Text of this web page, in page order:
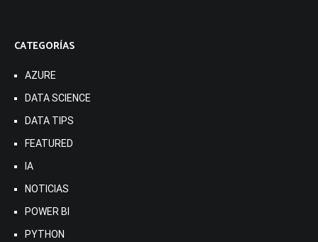
CATEGORÍAS
AZURE
DATA SCIENCE
DATA TIPS
FEATURED
IA
NOTICIAS
POWER BI
PYTHON